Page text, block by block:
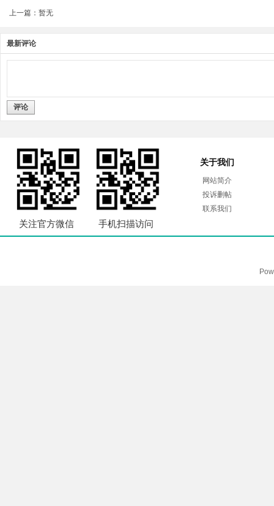
上一篇：暂无
最新评论
评论
关注官方微信 手机扫描访问
关于我们
网站简介
投诉删帖
联系我们